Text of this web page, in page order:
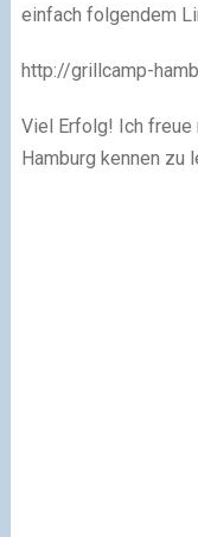
einfach folgendem
http://grillcamp-
Viel Erfolg! Ich freue
Hamburg kennen zu